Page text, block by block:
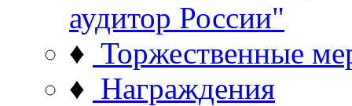
аудитор России"
♦ Торжественные
♦ Награждения